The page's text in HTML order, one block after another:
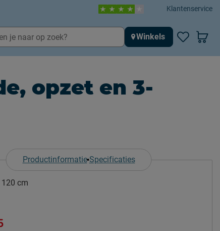
Klantenservice
Winkels
opzet en 3-
Productinformatie Specificaties
120 cm